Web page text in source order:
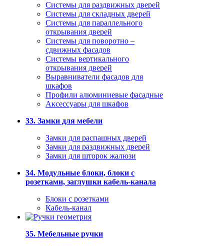
Системы для раздвижных дверей
Системы для складных дверей
Системы для параллельного
открывания дверей
Системы для поворотно –
сдвижных фасадов
Системы вертикального
открывания дверей
Выравниватели фасадов для
шкафов
Профили алюминиевые фасадные
Аксессуары для шкафов
33. Замки для мебели
Замки для распашных дверей
Замки для раздвижных дверей
Замки для шторок жалюзи
34. Модульные блоки, блоки с
розетками, заглушки кабель-канала
Блоки с розетками
Кабель-канал
35. Мебельные ручки